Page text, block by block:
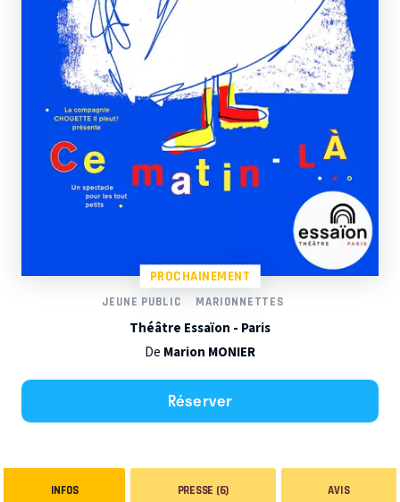
PROCHAINEMENT
JEUNE PUBLIC MARIONNETTES
Théâtre Essaïon - Paris
De Marion MONIER
Réserver
INFOS PRESSE (6) AVIS